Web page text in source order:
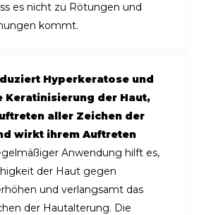
es nicht zu Rötungen und
kommt.
Hyperkeratose und
Keratinisierung der Haut,
aller Zeichen der
wirkt ihrem Auftreten
Anwendung hilft es,
der Haut gegen
und verlangsamt das
der Hautalterung. Die